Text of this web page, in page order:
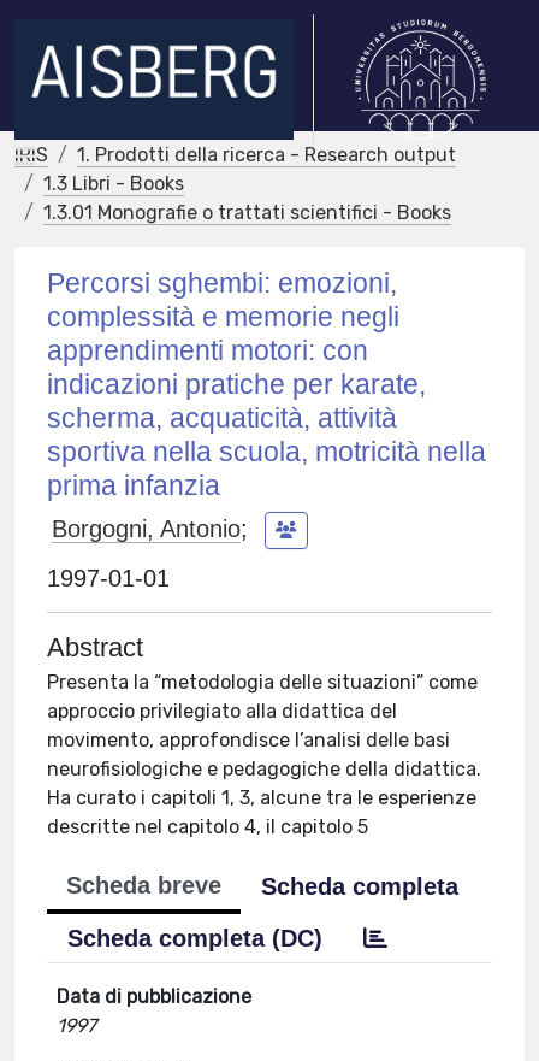
IRIS
1. Prodotti della ricerca - Research output
1.3 Libri - Books
1.3.01 Monografie o trattati scientifici - Books
Percorsi sghembi: emozioni,
complessità e memorie negli
apprendimenti motori: con
indicazioni pratiche per karate,
scherma, acquaticità, attività
sportiva nella scuola, motricità nella
prima infanzia
Borgogni, Antonio;
1997-01-01
Abstract
Presenta la “metodologia delle situazioni” come
approccio privilegiato alla didattica del
movimento, approfondisce l’analisi delle basi
neurofisiologiche e pedagogiche della didattica.
Ha curato i capitoli 1, 3, alcune tra le esperienze
descritte nel capitolo 4, il capitolo 5
Scheda breve
Scheda completa
Scheda completa (DC)
Data di pubblicazione
1997